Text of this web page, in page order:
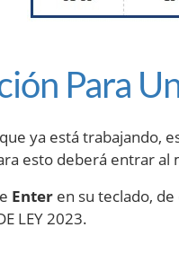
Para
ya está trabajando,
esto deberá entrar
Enter en su teclado,
LEY 2023.